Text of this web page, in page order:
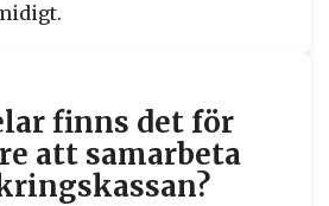
finns det för
att samarbeta